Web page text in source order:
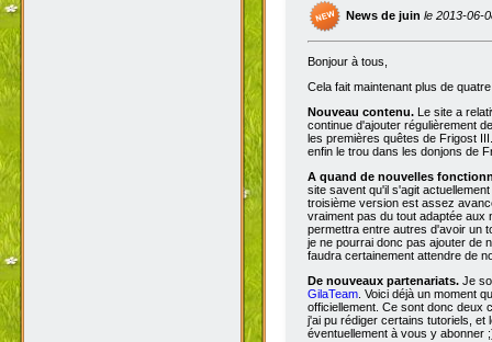
News de juin le 2013-06-
Bonjour à tous,
Cela fait maintenant plus de
Nouveau contenu. Le site a
continue d'ajouter régulièrement
les premières quêtes de Frigost
enfin le trou dans les donjons de
A quand de nouvelles
site savent qu'il s'agit
troisième version est assez
vraiment pas du tout adaptée aux
permettra entre autres d'avoir un
je ne pourrai donc pas ajouter de
faudra certainement attendre de
De nouveaux partenariats. Je
GilaTeam . Voici déjà un moment
officiellement. Ce sont donc deux
j'ai pu rédiger certains tutoriels,
éventuellement à vous y abonner